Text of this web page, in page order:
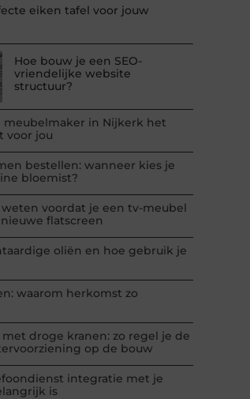
eiken tafel voor jouw
Hoe bouw je een SEO-
vriendelijke website
structuur?
meubelmaker in Nijkerk het
voor jou
bestellen: wanneer kies je
bloemist?
voordat je een tv-meubel
flatscreen
oliën en hoe gebruik je
waarom herkomst zo
droge kranen: zo regel je de
op de bouw
integratie met je
is